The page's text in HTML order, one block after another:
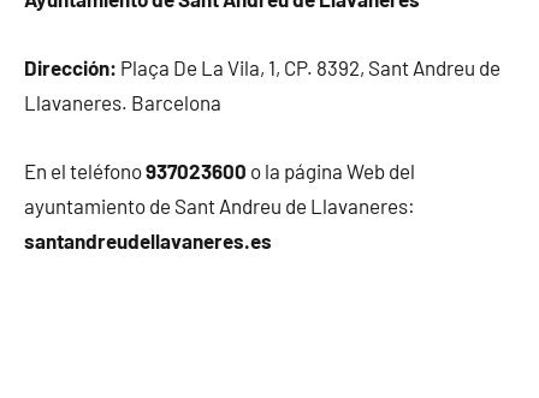
Dirección: Plaça De La Vila, 1, CP. 8392, Sant Andreu de
Llavaneres. Barcelona
En el teléfono937023600 o la página Web del
ayuntamiento de Sant Andreu de Llavaneres:
santandreudellavaneres.es